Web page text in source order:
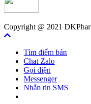
Copyright @ 2021
Tìm điểm bán
Chat Zalo
Gọi điện
Messenger
Nhắn tin SMS